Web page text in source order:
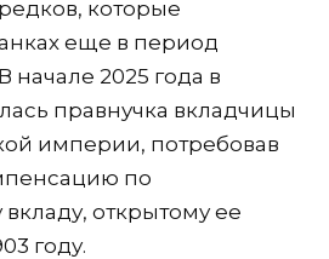
которые
еще в период
начале 2025 года в
правнучка вкладчицы
империи, потребовав
по
открытому ее
году.